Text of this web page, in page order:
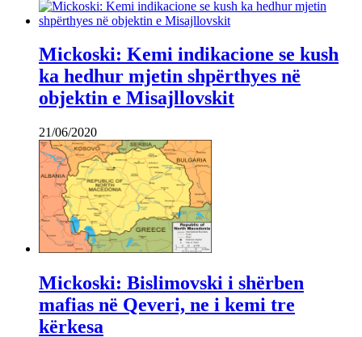
Mickoski: Kemi indikacione se kush
ka hedhur mjetin shpërthyes në
objektin e Misajllovskit
21/06/2020
Mickoski: Bislimovski i shërben
mafias në Qeveri, ne i kemi tre
kërkesa